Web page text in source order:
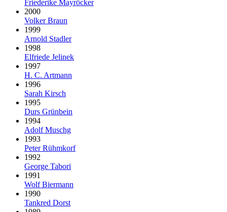
Friederike Mayröcker
2000
Volker Braun
1999
Arnold Stadler
1998
Elfriede Jelinek
1997
H. C. Artmann
1996
Sarah Kirsch
1995
Durs Grünbein
1994
Adolf Muschg
1993
Peter Rühmkorf
1992
George Tabori
1991
Wolf Biermann
1990
Tankred Dorst